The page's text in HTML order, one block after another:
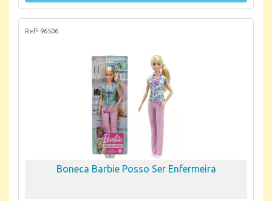
Refª 96506
Boneca Barbie Posso Ser Enfermeira